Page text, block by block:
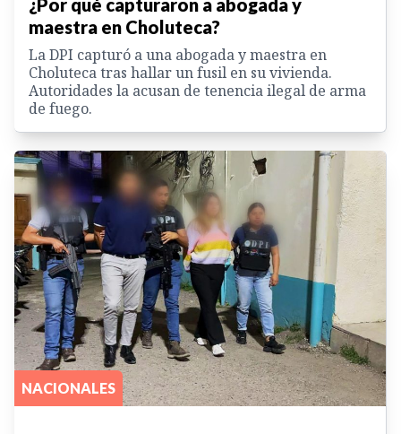
maestra en Choluteca?
La DPI capturó a una abogada y maestra en
Choluteca tras hallar un fusil en su vivienda.
Autoridades la acusan de tenencia ilegal de arma
de fuego.
NACIONALES